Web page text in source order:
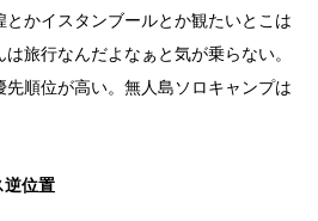
かイスタンブールとか観たいとこは
旅行なんだよなぁと気が乗らない。
順位が高い。無人島ソロキャンプは
逆位置